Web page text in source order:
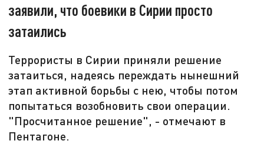
заявили, что боевики в Сирии просто
затаились
Террористы в Сирии приняли решение
затаиться, надеясь переждать нынешний
этап активной борьбы с нею, чтобы потом
попытаться возобновить свои операции.
"Просчитанное решение", - отмечают в
Пентагоне.